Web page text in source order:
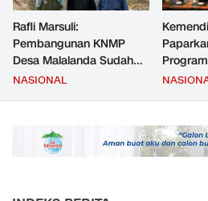
Rafli Marsuli:
Pembangunan KNMP
Desa Malalanda Sudah
Mencapai 69 Persen dan
JMD dan JMF
NASIONAL